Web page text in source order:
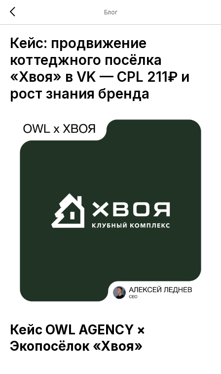
Блог
Кейс: продвижение
коттеджного посёлка
«Хвоя» в VK — CPL 211₽ и
рост знания бренда
Кейc OWL AGENCY ×
Экопосёлок «Хвоя»